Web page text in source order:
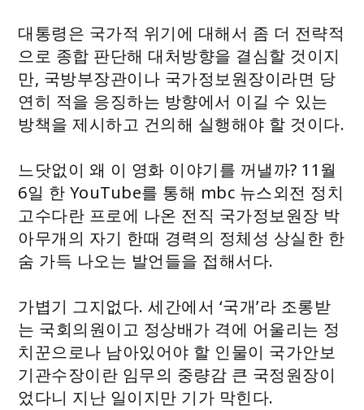
대통령은 국가적 위기에 대해서 좀 더 전략적
으로 종합 판단해 대처방향을 결심할 것이지
만, 국방부장관이나 국가정보원장이라면 당
연히 적을 응징하는 방향에서 이길 수 있는
방책을 제시하고 건의해 실행해야 할 것이다.
느닷없이 왜 이 영화 이야기를 꺼낼까? 11월
6일 한 YouTube를 통해 mbc 뉴스외전 정치
고수다란 프로에 나온 전직 국가정보원장 박
아무개의 자기 한때 경력의 정체성 상실한 한
숨 가득 나오는 발언들을 접해서다.
가볍기 그지없다. 세간에서 ‘국개’라 조롱받
는 국회의원이고 정상배가 격에 어울리는 정
치꾼으로나 남아있어야 할 인물이 국가안보
기관수장이란 임무의 중량감 큰 국정원장이
었다니 지난 일이지만 기가 막힌다.